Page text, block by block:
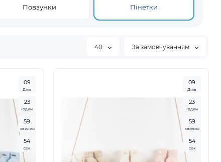
Повзунки Пінетки
40 За замовчуванням
09
Днів
23
Годин
59
хвилин
53
сек
09
Днів
23
Годин
59
хвилин
53
сек